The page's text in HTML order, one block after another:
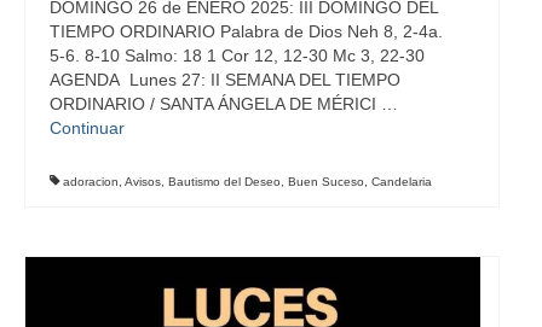
DOMINGO 26 de ENERO 2025: III DOMINGO DEL
TIEMPO ORDINARIO Palabra de Dios Neh 8, 2-4a.
5-6. 8-10 Salmo: 18 1 Cor 12, 12-30 Mc 3, 22-30
AGENDA Lunes 27: II SEMANA DEL TIEMPO
ORDINARIO / SANTA ÁNGELA DE MÉRICI …
Continuar
adoracion Avisos Bautismo del Deseo Buen Suceso Candelaria